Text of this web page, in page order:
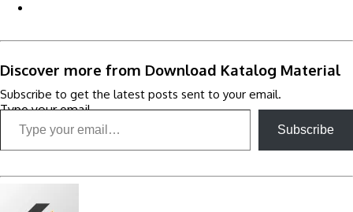
Discover more from Download Katalog Material
Subscribe to get the latest posts sent to your email.
Type your email…
Subscribe